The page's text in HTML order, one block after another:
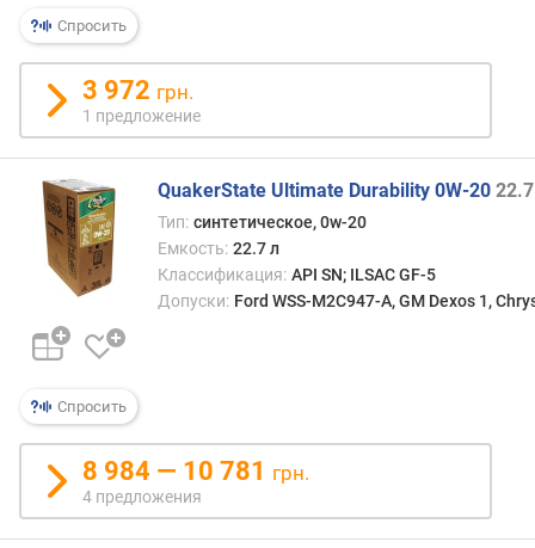
т
в
е
т
с
т
в
и
е
с
т
н
д
р
м
A
Спросить
3 972 грн.
1 предложение
Спросить
QuakerState Ultimate Durability 0W-20
Тип: синтетическое, 0w-20
Емкость: 22.7 л
Классификация: API SN; ILSAC GF-5
Допуски: Ford WSS-M2C947-A, GM Dexos 1,
8 984 — 10 781 грн.
4 предложения